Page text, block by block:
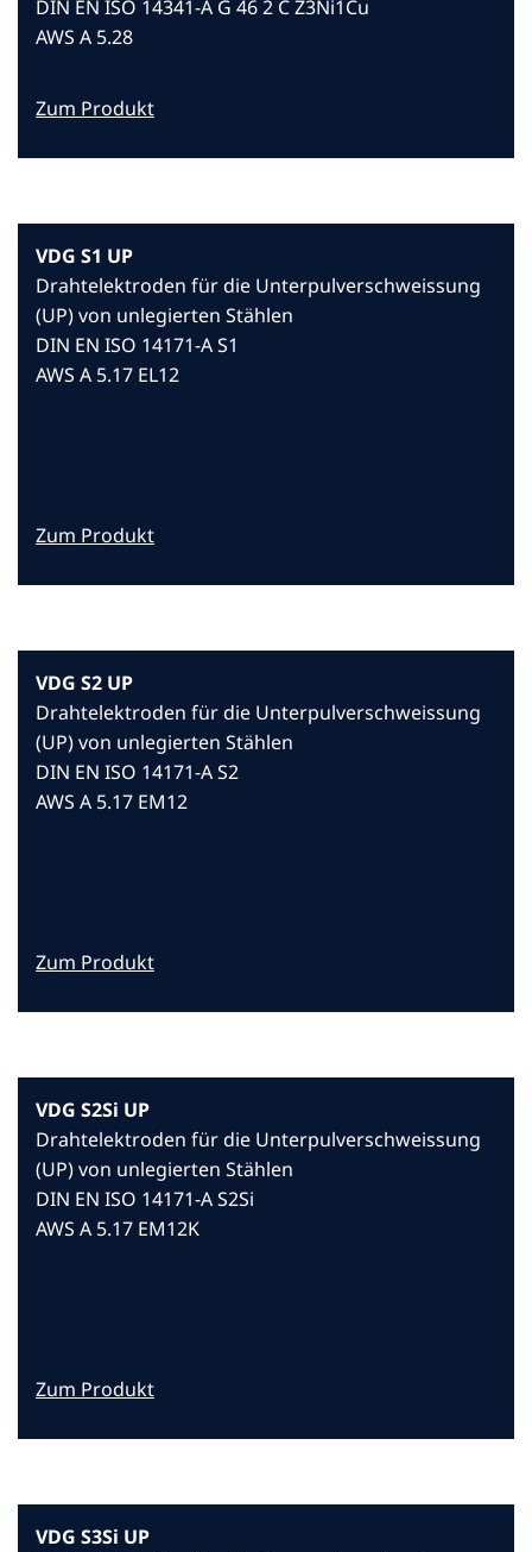
DIN EN ISO 14341-A G 46 2 C Z3Ni1Cu
AWS A 5.28
Zum Produkt
VDG S1 UP
Drahtelektroden für die Unterpulverschweissung
(UP) von unlegierten Stählen
DIN EN ISO 14171-A S1
AWS A 5.17 EL12
Zum Produkt
VDG S2 UP
Drahtelektroden für die Unterpulverschweissung
(UP) von unlegierten Stählen
DIN EN ISO 14171-A S2
AWS A 5.17 EM12
Zum Produkt
VDG S2Si UP
Drahtelektroden für die Unterpulverschweissung
(UP) von unlegierten Stählen
DIN EN ISO 14171-A S2Si
AWS A 5.17 EM12K
Zum Produkt
VDG S3Si UP